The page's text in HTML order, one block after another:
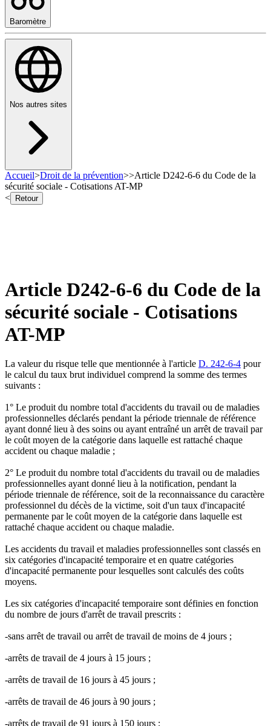
Baromètre
Nos autres sites
Accueil>Droit de la prévention>>Article D242-6-6 du Code de la
sécurité sociale - Cotisations AT-MP
<
Retour
Article D242-6-6 du Code de la
sécurité sociale - Cotisations
AT-MP
La valeur du risque telle que mentionnée à l'article D. 242-6-4 pour
le calcul du taux brut individuel comprend la somme des termes
suivants :
1° Le produit du nombre total d'accidents du travail ou de maladies
professionnelles déclarés pendant la période triennale de référence
ayant donné lieu à des soins ou ayant entraîné un arrêt de travail par
le coût moyen de la catégorie dans laquelle est rattaché chaque
accident ou chaque maladie ;
2° Le produit du nombre total d'accidents du travail ou de maladies
professionnelles ayant donné lieu à la notification, pendant la
période triennale de référence, soit de la reconnaissance du caractère
professionnel du décès de la victime, soit d'un taux d'incapacité
permanente par le coût moyen de la catégorie dans laquelle est
rattaché chaque accident ou chaque maladie.
Les accidents du travail et maladies professionnelles sont classés en
six catégories d'incapacité temporaire et en quatre catégories
d'incapacité permanente pour lesquelles sont calculés des coûts
moyens.
Les six catégories d'incapacité temporaire sont définies en fonction
du nombre de jours d'arrêt de travail prescrits :
-sans arrêt de travail ou arrêt de travail de moins de 4 jours ;
-arrêts de travail de 4 jours à 15 jours ;
-arrêts de travail de 16 jours à 45 jours ;
-arrêts de travail de 46 jours à 90 jours ;
-arrêts de travail de 91 jours à 150 jours ;